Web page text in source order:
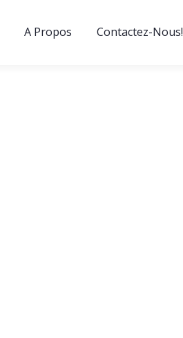
A Propos Contactez-Nous!